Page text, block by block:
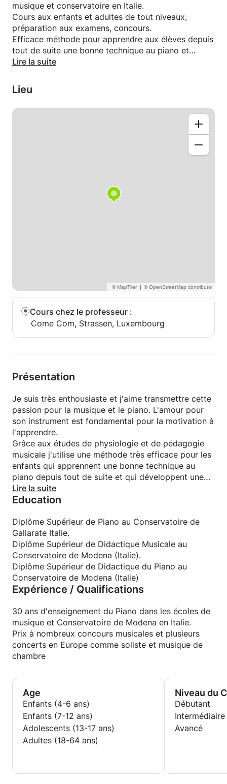
musique et conservatoire en Italie.
Cours aux enfants et adultes de tout niveaux,
préparation aux examens, concours.
Efficace méthode pour apprendre aux élèves depuis
tout de suite une bonne technique au piano et
développer la musicalité. Beaucoup d'enthousiasme
piano.
Lire la suite
Lieu
|
Cours chez le professeur :
Come Com, Strassen, Luxembourg
Présentation
Je suis très enthousiaste et j'aime transmettre cette
passion pour la musique et le piano. L'amour pour
son instrument est fondamental pour la motivation à
l'apprendre.
Grâce aux études de physiologie et de pédagogie
musicale j'utilise une méthode très efficace pour les
enfants qui apprennent une bonne technique au
piano depuis tout de suite et qui développent une
très bonne musicalité.
Lire la suite
Education
Diplôme Supérieur de Piano au Conservatoire de
Gallarate Italie.
Diplôme Supérieur de Didactique Musicale au
Conservatoire de Modena (Italie).
Diplôme Supérieur de Didactique du Piano au
Conservatoire de Modena (Italie)
Expérience / Qualifications
30 ans d'enseignement du Piano dans les écoles de
musique et Conservatoire de Modena en Italie.
Prix à nombreux concours musicales et plusieurs
concerts en Europe comme soliste et musique de
chambre
Age
Enfants (4-6 ans)
Enfants (7-12 ans)
Adolescents (13-17 ans)
Adultes (18-64 ans)
Niveau du
Débutant
Intermédiaire
Avancé